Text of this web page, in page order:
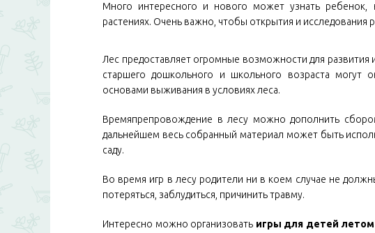
Много интересного и нового может узнать ребенок,
растениях. Очень важно, чтобы открытия и
Лес предоставляет огромные возможности для
старшего дошкольного и школьного возраста могут
основами выживания в условиях леса.
Времяпрепровождение в лесу можно дополнить
дальнейшем весь собранный материал может быть
саду.
Во время игр в лесу родители ни в коем случае не
потеряться, заблудиться, причинить травму.
Интересно можно организовать игры для детей летом